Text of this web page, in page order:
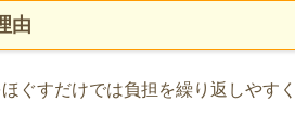
由
ぐすだけでは負担を繰り返しやす